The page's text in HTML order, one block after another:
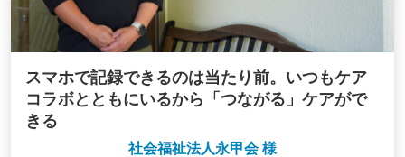
スマホで記録できるのは当たり前。いつもケア
コラボとともにいるから「つながる」ケアがで
きる
社会福祉法人永甲会 様